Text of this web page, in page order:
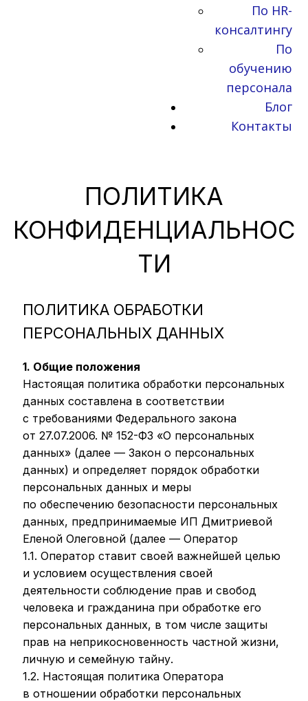
По HR-
консалтингу
По
обучению
персонала
Блог
Контакты
ПОЛИТИКА
КОНФИДЕНЦИАЛЬНОС
ТИ
ПОЛИТИКА ОБРАБОТКИ
ПЕРСОНАЛЬНЫХ ДАННЫХ
1. Общие положения
Настоящая политика обработки персональных
данных составлена в соответствии
с требованиями Федерального закона
от 27.07.2006. № 152-ФЗ «О персональных
данных» (далее — Закон о персональных
данных) и определяет порядок обработки
персональных данных и меры
по обеспечению безопасности персональных
данных, предпринимаемые ИП Дмитриевой
Еленой Олеговной (далее — Оператор
1.1. Оператор ставит своей важнейшей целью
и условием осуществления своей
деятельности соблюдение прав и свобод
человека и гражданина при обработке его
персональных данных, в том числе защиты
прав на неприкосновенность частной жизни,
личную и семейную тайну.
1.2. Настоящая политика Оператора
в отношении обработки персональных